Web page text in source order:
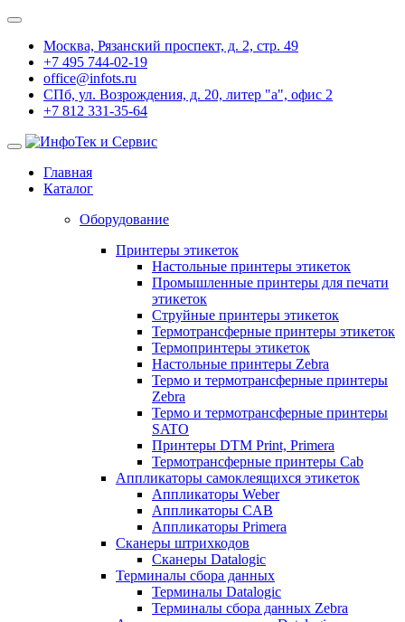
Москва, Рязанский проспект, д. 2, стр. 49
+7 495 744-02-19
office@infots.ru
СПб, ул. Возрождения, д. 20, литер "a", офис 2
+7 812 331-35-64
Главная
Каталог
Оборудование
Принтеры этикеток
Настольные принтеры этикеток
Промышленные принтеры для печати
этикеток
Струйные принтеры этикеток
Термотрансферные принтеры этикеток
Термопринтеры этикеток
Настольные принтеры Zebra
Термо и термотрансферные принтеры
Zebra
Термо и термотрансферные принтеры
SATO
Принтеры DTM Print, Primera
Термотрансферные принтеры Cab
Аппликаторы самоклеящихся этикеток
Аппликаторы Weber
Аппликаторы CAB
Аппликаторы Primera
Сканеры штрихкодов
Сканеры Datalogic
Терминалы сбора данных
Терминалы Datalogic
Терминалы сбора данных Zebra